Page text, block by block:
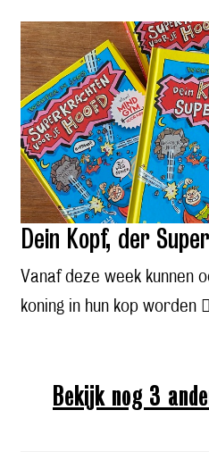
Dein Kopf, der
Vanaf deze week kunnen
koning in hun kop worden
Bekijk nog 3